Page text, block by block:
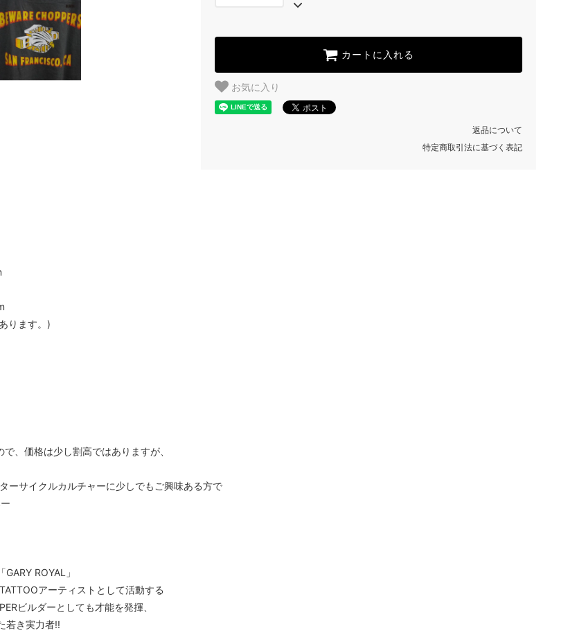
カートに入れる
お気に入り
返品について
特定商取引法に基づく表記
ります。)
、価格は少し割高ではありますが、
ーサイクルカルチャーに少しでもご興味ある方で
ROYAL」
アーティストとして活動する
ビルダーとしても才能を発揮、
若き実力者!!